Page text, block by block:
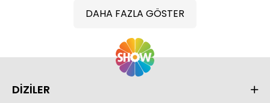
DAHA FAZLA GÖSTER
DİZİLER